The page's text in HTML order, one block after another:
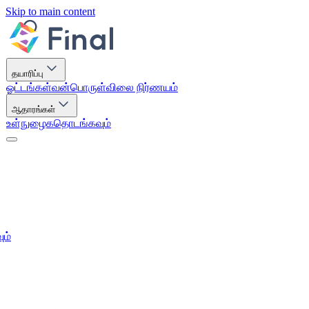
Skip to main content
தயாரிப்பு
ஓட்டங்கள்வன்பொருள்விலை நிர்ணயம்
ஆதாரங்கள்
உள்நுழைகதொடங்கவும்